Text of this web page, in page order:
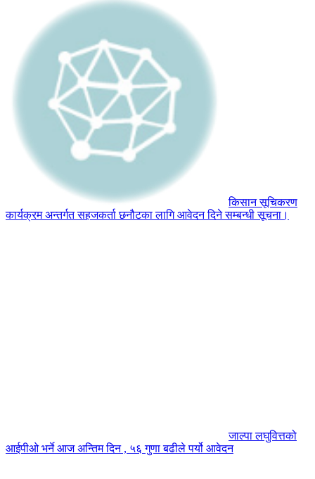
किसान सूचिकरण
कार्यक्रम अन्तर्गत सहजकर्ता छनौटका लागि आवेदन दिने सम्बन्धी सूचना।
जाल्पा लघुवित्तको
आईपीओ भर्ने आज अन्तिम दिन , ५६ गुणा बढीले पर्यो आवेदन